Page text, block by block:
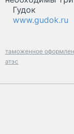
Гудок
www.gudok.ru
таможенное
атэс